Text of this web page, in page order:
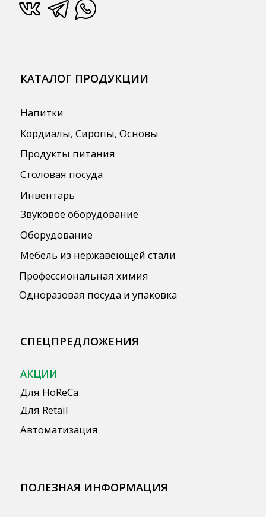
СПЕЦПРЕДЛОЖЕНИЯ
ПОЛЕЗНАЯ ИНФОРМАЦИЯ
Бренды
Автоматизация
Публичная оферта
Согласие на обработку персональных
данных
О Компании
Оплата и Доставка